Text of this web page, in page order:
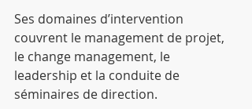
Ses domaines d’intervention
couvrent le management de projet,
le change management, le
leadership et la conduite de
séminaires de direction.